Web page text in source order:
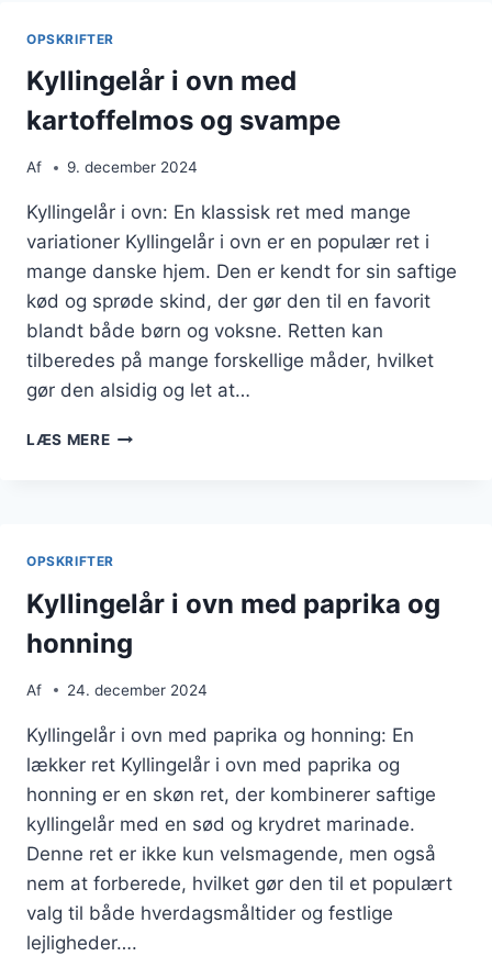
OPSKRIFTER
Kyllingelår i ovn med
kartoffelmos og svampe
Af 9. december 2024
Kyllingelår i ovn: En klassisk ret med mange
variationer Kyllingelår i ovn er en populær ret i
mange danske hjem. Den er kendt for sin saftige
kød og sprøde skind, der gør den til en favorit
blandt både børn og voksne. Retten kan
tilberedes på mange forskellige måder, hvilket
gør den alsidig og let at…
LÆS MEREKYLLINGELÅR
OPSKRIFTER
Kyllingelår i ovn med paprika og
honning
Af 24. december 2024
Kyllingelår i ovn med paprika og honning: En
lækker ret Kyllingelår i ovn med paprika og
honning er en skøn ret, der kombinerer saftige
kyllingelår med en sød og krydret marinade.
Denne ret er ikke kun velsmagende, men også
nem at forberede, hvilket gør den til et populært
valg til både hverdagsmåltider og festlige
lejligheder….